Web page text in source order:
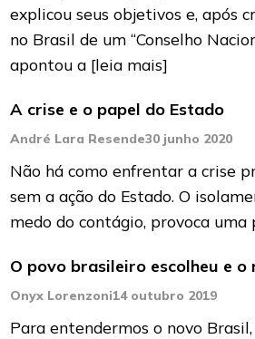
explicou seus objetivos e, após
no Brasil de um “Conselho
apontou a [leia mais]
A crise e o papel do Estado
André Lara Resende30 junho 2020
Não há como enfrentar a crise
sem a ação do Estado. O
medo do contágio, provoca uma
O povo brasileiro escolheu e o
Onyx Lorenzoni14 outubro 2019
Para entendermos o novo